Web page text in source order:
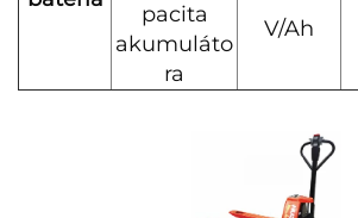
pacita
akumuláto
ra
V∕Ah